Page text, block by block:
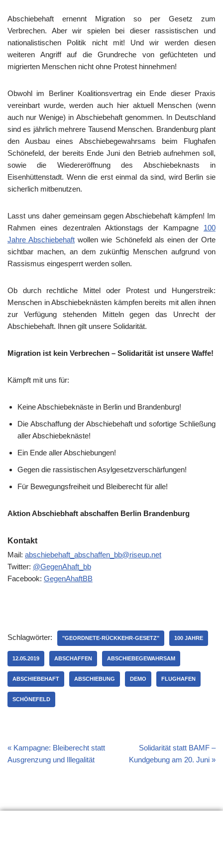
Abschiebehaft ernennt Migration so per Gesetz zum
Verbrechen. Aber wir spielen bei dieser rassistischen und
nationalistischen Politik nicht mit! Und wir werden diesen
weiteren Angriff auf die Grundreche von gefüchteten und
migrierten Menschen nicht ohne Protest hinnehmen!
Obwohl im Berliner Koalitionsvertrag ein Ende dieser Praxis
vereinbart wurde, werden auch hier aktuell Menschen (wenn
auch nur Wenige) in Abschiebehaft genommen. In Deutschland
sind es jährlich mehrere Tausend Menschen. Brandenburg plant
den Ausbau eines Abschiebegewahrsams beim Flughafen
Schönefeld, der bereits Ende Juni den Betrieb aufnehmen soll,
sowie die Wiedereröffnung des Abschiebeknasts in
Eisenhüttenstadt. Wenn die erst einmal da sind, wird Berlin sie
sicherlich mitbenutzen.
Lasst uns daher gemeinsam gegen Abschiebehaft kämpfen! Im
Rahmen eines dezentralen Aktionstags der Kampagne 100
Jahre Abschiebehaft wollen wie Schönefeld als einen der Orte
sichtbar machen, an dem zukünftig Menschen aufgrund von
Rassismus eingesperrt werden sollen.
Ob durch rechtliche Mittel oder Protest und Hungerstreik:
Menschen in Abschiebeknästen kämpfen bereits mit allen ihnen
zur Verfügung stehenden Mitteln gegen das Unrecht der
Abschiebehaft. Ihnen gilt unsere Solidarität.
Migration ist kein Verbrechen – Solidarität ist unsere Waffe!
Kämpft mit uns für:
Keine Abschiebeknäste in Berlin und Brandenburg!
Die Abschaffung der Abschiebehaft und sofortige Schließung
aller Abschiebeknäste!
Ein Ende aller Abschiebungen!
Gegen die rassistischen Asylgesetzverschärfungen!
Für Bewegungsfreiheit und Bleiberecht für alle!
Aktion Abschiebhaft abschaffen Berlin Brandenburg
Kontakt
Mail: abschiebehaft_abschaffen_bb@riseup.net
Twitter: @GegenAhaft_bb
Facebook: GegenAhaftBB
Schlagwörter: "GEORDNETE-RÜCKKEHR-GESETZ" 100 JAHRE
12.05.2019 ABSCHAFFEN ABSCHIEBEGEWAHRSAM
ABSCHIEBEHAFT ABSCHIEBUNG DEMO FLUGHAFEN
SCHÖNEFELD
Kampagne: Bleiberecht statt
Ausgrenzung und Illegalität
Solidarität statt BAMF –
Kundgebung am 20. Juni